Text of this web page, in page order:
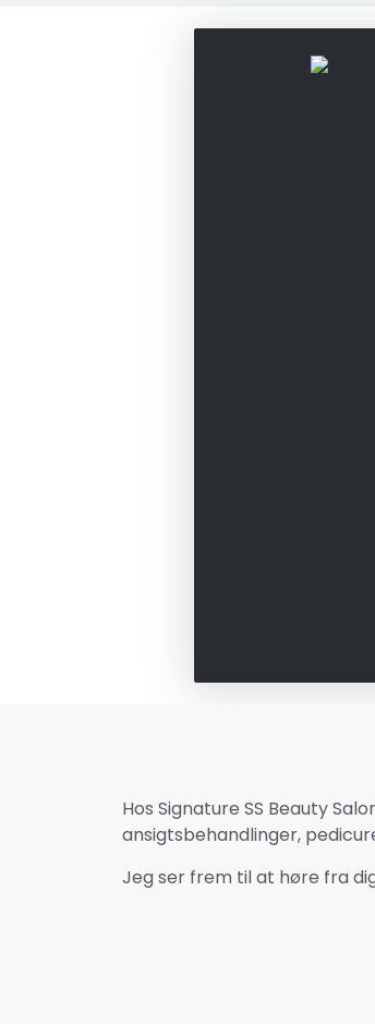
Hos Signature SS Beauty
ansigtsbehandlinger,
Jeg ser frem til at høre fra